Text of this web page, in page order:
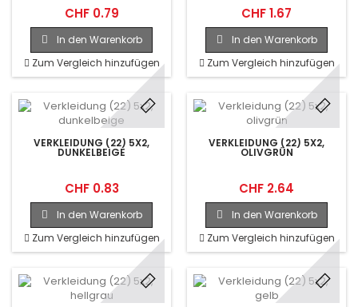
CHF 0.79
In den Warenkorb
Zum Vergleich hinzufügen
CHF 1.67
In den Warenkorb
Zum Vergleich hinzufügen
VERKLEIDUNG (22) 5X2,
DUNKELBEIGE
CHF 0.83
In den Warenkorb
Zum Vergleich hinzufügen
VERKLEIDUNG (22) 5X2,
OLIVGRÜN
CHF 2.64
In den Warenkorb
Zum Vergleich hinzufügen